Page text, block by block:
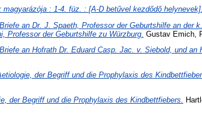
magyarázója : 1-4. füz. : [A-D betűvel kezdődő helynevek].
an Dr. J. Spaeth, Professor der Geburtshilfe an der
Professor der Geburtshilfe zu Würzburg. Gustav Emich,
an Hofrath Dr. Eduard Casp. Jac. v. Siebold, und an
der Begriff und die Prophylaxis des
der Begriff und die Prophylaxis des Kindbettfiebers.